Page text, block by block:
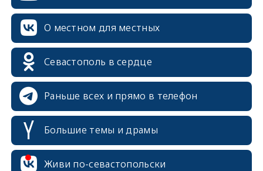
О местном для местных
Севастополь в сердце
Раньше всех и прямо в телефон
Большие темы и драмы
Живи по-севастопольски